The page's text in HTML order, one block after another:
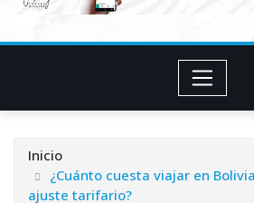
Inicio
¿Cuánto cuesta viajar en
ajuste tarifario?